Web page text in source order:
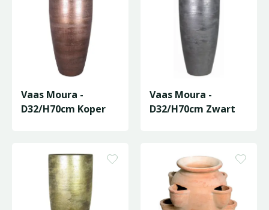
Vaas Moura -
D32/H70cm Koper
Vaas Moura -
D32/H70cm Zwart